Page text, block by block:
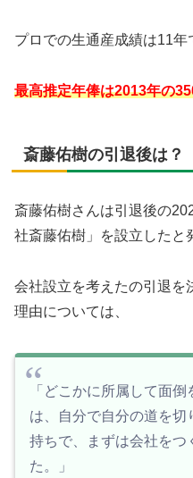
プロでの生通産成績は11年
最高推定年俸は2013年の
斎藤佑樹の引退後は？
斎藤佑樹さんは引退後の
社斎藤佑樹」を設立したと
会社設立を考えたの引退を
理由については、
「どこかに所属して面
は、自分で自分の道を
持ちで、まずは会社をつ
た。」